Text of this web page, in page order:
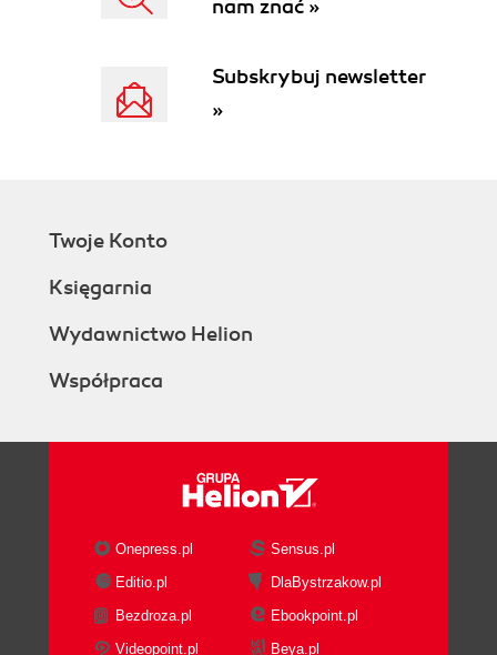
nam znać »
Subskrybuj newsletter
»
Twoje Konto
Księgarnia
Wydawnictwo Helion
Współpraca
Onepress.pl
Sensus.pl
Editio.pl
DlaBystrzakow.pl
Bezdroza.pl
Ebookpoint.pl
Videopoint.pl
Beya.pl